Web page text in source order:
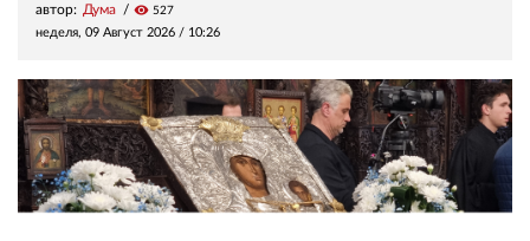
автор: Дума visibility 527
неделя, 09 Август 2026 / 10:26